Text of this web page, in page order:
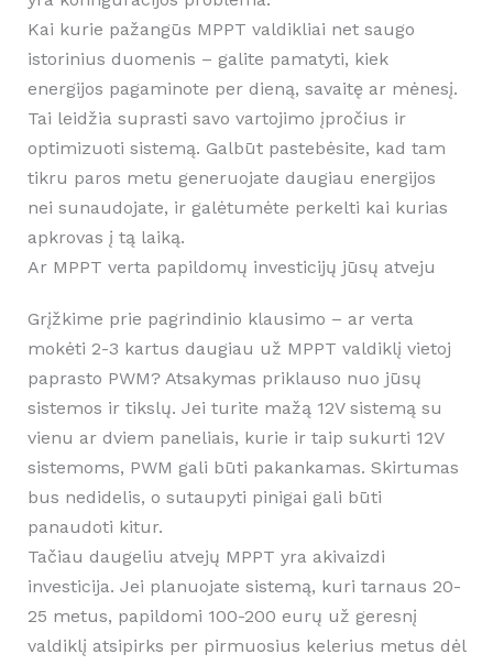
Kai kurie pažangūs MPPT valdikliai net saugo
istorinius duomenis – galite pamatyti, kiek
energijos pagaminote per dieną, savaitę ar mėnesį.
Tai leidžia suprasti savo vartojimo įpročius ir
optimizuoti sistemą. Galbūt pastebėsite, kad tam
tikru paros metu generuojate daugiau energijos
nei sunaudojate, ir galėtumėte perkelti kai kurias
apkrovas į tą laiką.
Ar MPPT verta papildomų investicijų jūsų atveju
Grįžkime prie pagrindinio klausimo – ar verta
mokėti 2-3 kartus daugiau už MPPT valdiklį vietoj
paprasto PWM? Atsakymas priklauso nuo jūsų
sistemos ir tikslų. Jei turite mažą 12V sistemą su
vienu ar dviem paneliais, kurie ir taip sukurti 12V
sistemoms, PWM gali būti pakankamas. Skirtumas
bus nedidelis, o sutaupyti pinigai gali būti
panaudoti kitur.
Tačiau daugeliu atvejų MPPT yra akivaizdi
investicija. Jei planuojate sistemą, kuri tarnaus 20-
25 metus, papildomi 100-200 eurų už geresnį
valdiklį atsipirks per pirmuosius kelerius metus dėl